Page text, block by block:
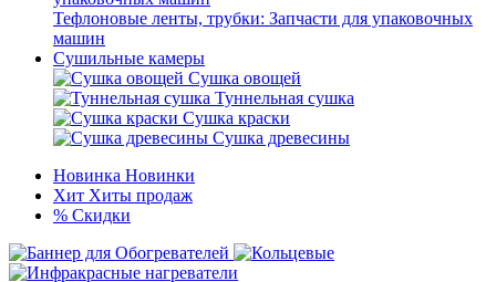
Тефлоновые ленты, трубки: Запчасти для упаковочных
машин
Сушильные камеры
Сушка овощей
Туннельная сушка
Сушка краски
Сушка древесины
Новинка Новинки
Хит Хиты продаж
% Скидки